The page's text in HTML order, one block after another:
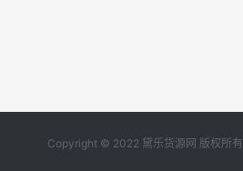
Copyright © 2022 黛乐货源网 版权所有